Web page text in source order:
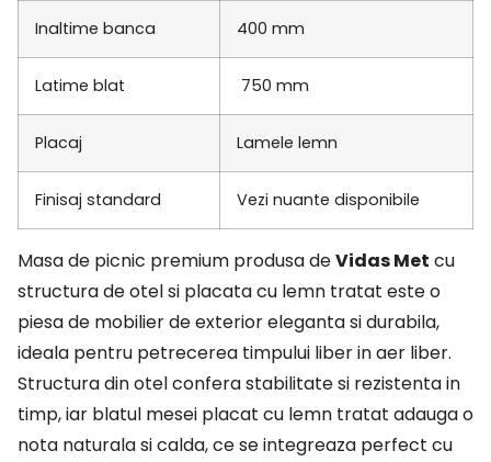
Inaltime banca 400 mm
Latime blat 750 mm
Placaj Lamele lemn
Finisaj standard Vezi nuante disponibile
Masa de picnic premium produsa deVidas Met cu
structura de otel si placata cu lemn tratat este o
piesa de mobilier de exterior eleganta si durabila,
ideala pentru petrecerea timpului liber in aer liber.
Structura din otel confera stabilitate si rezistenta in
timp, iar blatul mesei placat cu lemn tratat adauga o
nota naturala si calda, ce se integreaza perfect cu